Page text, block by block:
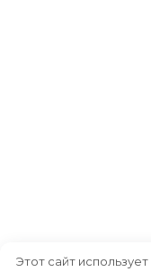
Этот сайт